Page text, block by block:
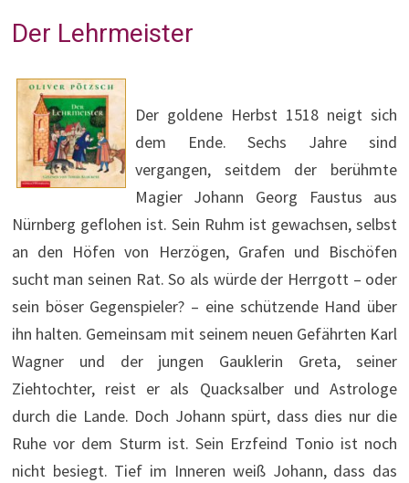
Der Lehrmeister
Der goldene Herbst 1518 neigt sich
dem Ende. Sechs Jahre sind
vergangen, seitdem der berühmte
Magier Johann Georg Faustus aus
Nürnberg geflohen ist. Sein Ruhm ist gewachsen, selbst
an den Höfen von Herzögen, Grafen und Bischöfen
sucht man seinen Rat. So als würde der Herrgott – oder
sein böser Gegenspieler? – eine schützende Hand über
ihn halten. Gemeinsam mit seinem neuen Gefährten Karl
Wagner und der jungen Gauklerin Greta, seiner
Ziehtochter, reist er als Quacksalber und Astrologe
durch die Lande. Doch Johann spürt, dass dies nur die
Ruhe vor dem Sturm ist. Sein Erzfeind Tonio ist noch
nicht besiegt. Tief im Inneren weiß Johann, dass das